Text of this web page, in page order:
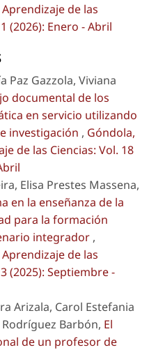
de las
(2026): Enero - Abril
Paz Gazzola, Viviana
documental de los
en servicio utilizando
investigación , Góndola,
de las Ciencias: Vol. 18
Elisa Prestes Massena,
en la enseñanza de la
para la formación
integrador ,
de las
(2025): Septiembre -
Arizala, Carol Estefania
Barbón, El
de un profesor de